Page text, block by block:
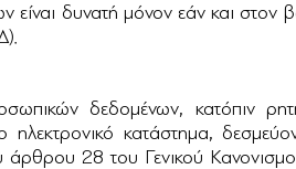
δυνατή μόνον εάν και στον
8 ΓΚΠΔ).
δεδομένων, κατόπιν
ηλεκτρονικό κατάστημα,
28 του Γενικού